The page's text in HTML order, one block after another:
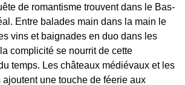
de romantisme trouvent dans le Bas-
Entre balades main dans la main le
vins et baignades en duo dans les
complicité se nourrit de cette
temps. Les châteaux médiévaux et les
une touche de féerie aux